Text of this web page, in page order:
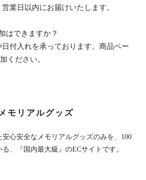
業日以内にお届けいたします。
はできますか？
付入れを承っております。商品ペー
ください。
モリアルグッズ
心安全なメモリアルグッズのみを、100
、『国内最大級』のECサイトです。